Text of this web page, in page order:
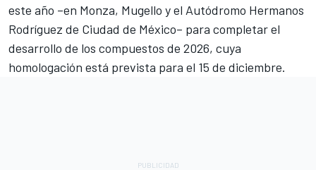
este año –en Monza, Mugello y el Autódromo Hermanos
Rodríguez de Ciudad de México– para completar el
desarrollo de los compuestos de 2026, cuya
homologación está prevista para el 15 de diciembre.